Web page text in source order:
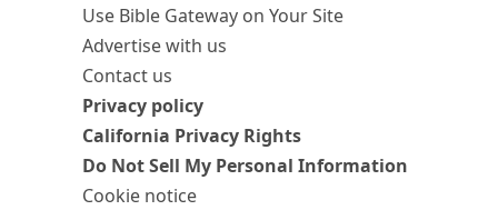
Use Bible Gateway on Your Site
Advertise with us
Contact us
Privacy policy
California Privacy Rights
Do Not Sell My Personal Information
Cookie notice